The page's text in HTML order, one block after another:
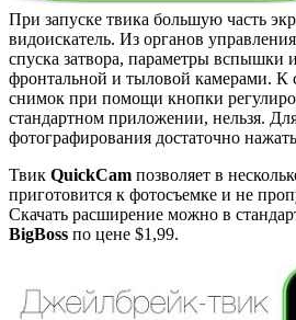
При запуске твика большую часть
видоискатель. Из органов
спуска затвора, параметры вспышки
фронтальной и тыловой камерами. К
снимок при помощи кнопки
стандартном приложении, нельзя.
фотографирования достаточно
Твик QuickCam позволяет в
приготовится к фотосъемке и не
Скачать расширение можно в
BigBoss по цене $1,99.